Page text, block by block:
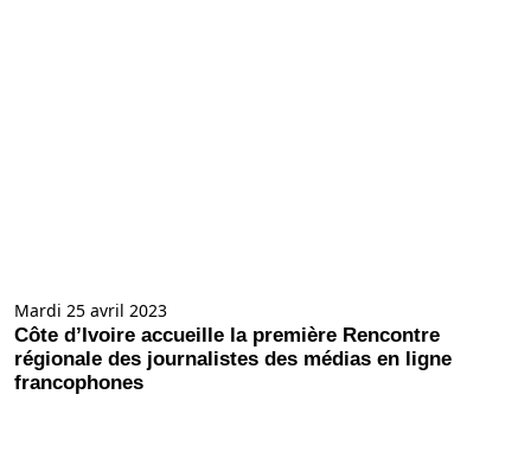
Mardi 25 avril 2023
Côte d’Ivoire accueille la première Rencontre
régionale des journalistes des médias en ligne
francophones